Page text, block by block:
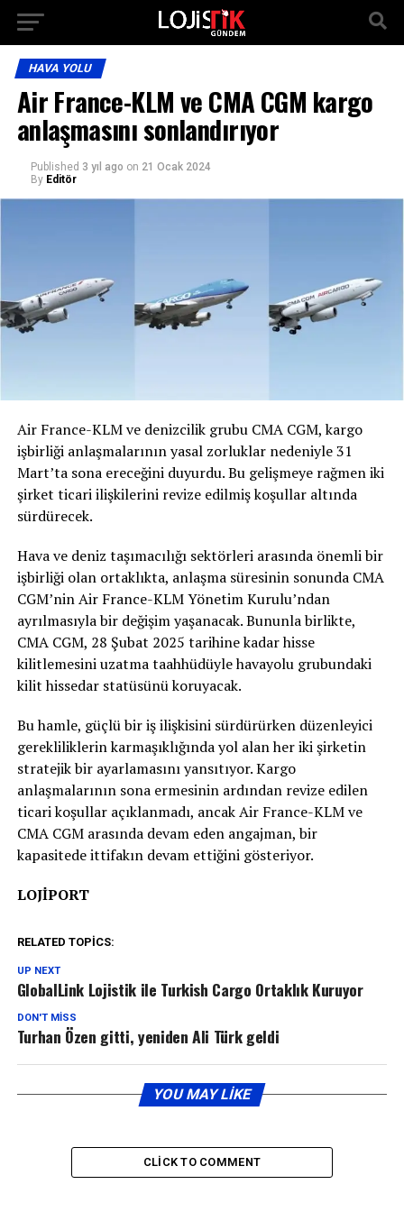
HAVA YOLU
Air France-KLM ve CMA CGM kargo
anlaşmasını sonlandırıyor
Published 3 yıl ago on 21 Ocak 2024
By Editör
Air France-KLM ve denizcilik grubu CMA CGM, kargo
işbirliği anlaşmalarının yasal zorluklar nedeniyle 31
Mart’ta sona ereceğini duyurdu. Bu gelişmeye rağmen iki
şirket ticari ilişkilerini revize edilmiş koşullar altında
sürdürecek.
Hava ve deniz taşımacılığı sektörleri arasında önemli bir
işbirliği olan ortaklıkta, anlaşma süresinin sonunda CMA
CGM’nin Air France-KLM Yönetim Kurulu’ndan
ayrılmasıyla bir değişim yaşanacak. Bununla birlikte,
CMA CGM, 28 Şubat 2025 tarihine kadar hisse
kilitlemesini uzatma taahhüdüyle havayolu grubundaki
kilit hissedar statüsünü koruyacak.
Bu hamle, güçlü bir iş ilişkisini sürdürürken düzenleyici
gerekliliklerin karmaşıklığında yol alan her iki şirketin
stratejik bir ayarlamasını yansıtıyor. Kargo
anlaşmalarının sona ermesinin ardından revize edilen
ticari koşullar açıklanmadı, ancak Air France-KLM ve
CMA CGM arasında devam eden angajman, bir
kapasitede ittifakın devam ettiğini gösteriyor.
LOJİPORT
RELATED TOPICS:
UP NEXT
GlobalLink Lojistik ile Turkish Cargo Ortaklık Kuruyor
DON'T MISS
Turhan Özen gitti, yeniden Ali Türk geldi
YOU MAY LIKE
CLICK TO COMMENT